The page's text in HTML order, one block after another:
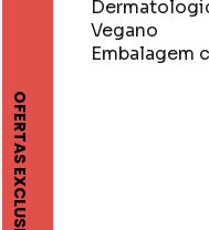
Vegano
Embalagem